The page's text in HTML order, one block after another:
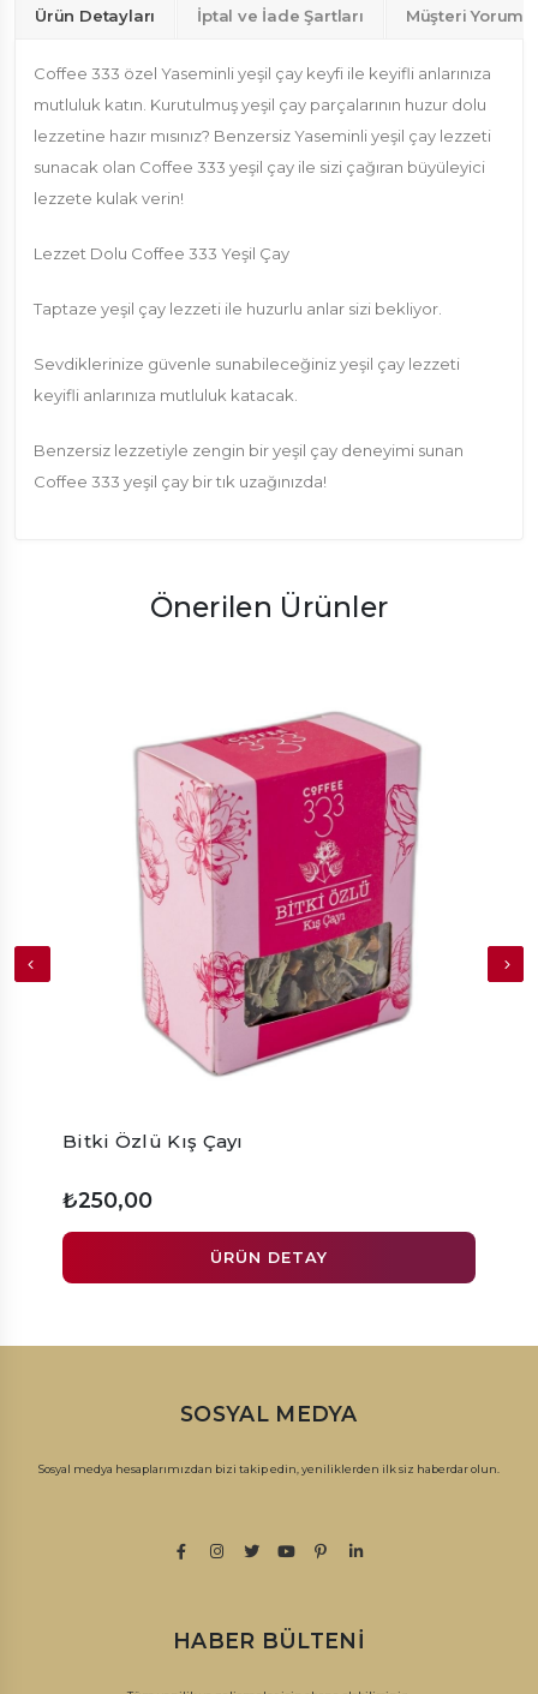
Ürün Detayları İptal ve İade Şartları Müşteri
Coffee 333 özel Yaseminli yeşil çay keyfi ile keyifli anlarınıza
mutluluk katın. Kurutulmuş yeşil çay parçalarının huzur dolu
lezzetine hazır mısınız? Benzersiz Yaseminli yeşil çay lezzeti
sunacak olan Coffee 333 yeşil çay ile sizi çağıran büyüleyici
lezzete kulak verin!
Lezzet Dolu Coffee 333 Yeşil Çay
Taptaze yeşil çay lezzeti ile huzurlu anlar sizi bekliyor.
Sevdiklerinize güvenle sunabileceğiniz yeşil çay lezzeti
keyifli anlarınıza mutluluk katacak.
Benzersiz lezzetiyle zengin bir yeşil çay deneyimi sunan
Coffee 333 yeşil çay bir tık uzağınızda!
Önerilen Ürünler
Bitki Özlü Kış Çayı
₺250,00
ÜRÜN DETAY
SOSYAL MEDYA
Sosyal medya hesaplarımızdan bizi takip edin, yeniliklerden ilk siz haberdar olun.
HABER BÜLTENI